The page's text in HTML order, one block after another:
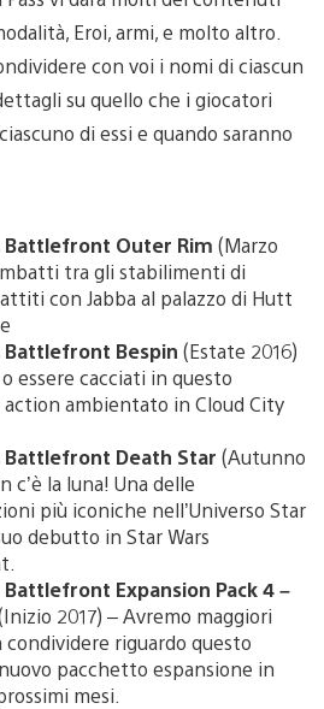
Eroi, armi, e molto altro.
con voi i nomi di ciascun
su quello che i giocatori
di essi e quando saranno
Battlefront Outer Rim (Marzo
tra gli stabilimenti di
con Jabba al palazzo di Hutt
Battlefront Bespin (Estate 2016)
essere cacciati in questo
ambientato in Cloud City
Battlefront Death Star (Autunno
c’è la luna! Una delle
più iconiche nell’Universo Star
debutto in Star Wars
Battlefront Expansion Pack 4 –
2017) – Avremo maggiori
riguardo questo
pacchetto espansione in
mesi.